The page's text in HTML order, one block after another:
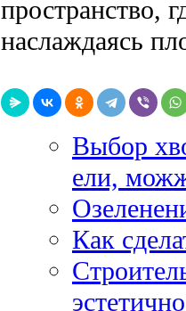
пространство,
наслаждаясь
Выбор
ели,
Как
эстетично